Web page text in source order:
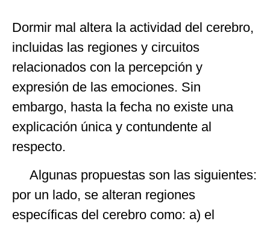
Dormir mal altera la actividad del cerebro,
incluidas las regiones y circuitos
relacionados con la percepción y
expresión de las emociones. Sin
embargo, hasta la fecha no existe una
explicación única y contundente al
respecto.
Algunas propuestas son las siguientes:
por un lado, se alteran regiones
específicas del cerebro como: a) el